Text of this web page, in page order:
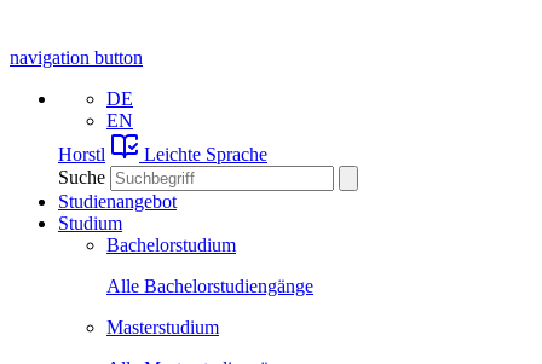
navigation button
DE
EN
Horstl
Leichte Sprache
Suche
Studienangebot
Studium
Bachelorstudium
Alle Bachelorstudiengänge
Masterstudium